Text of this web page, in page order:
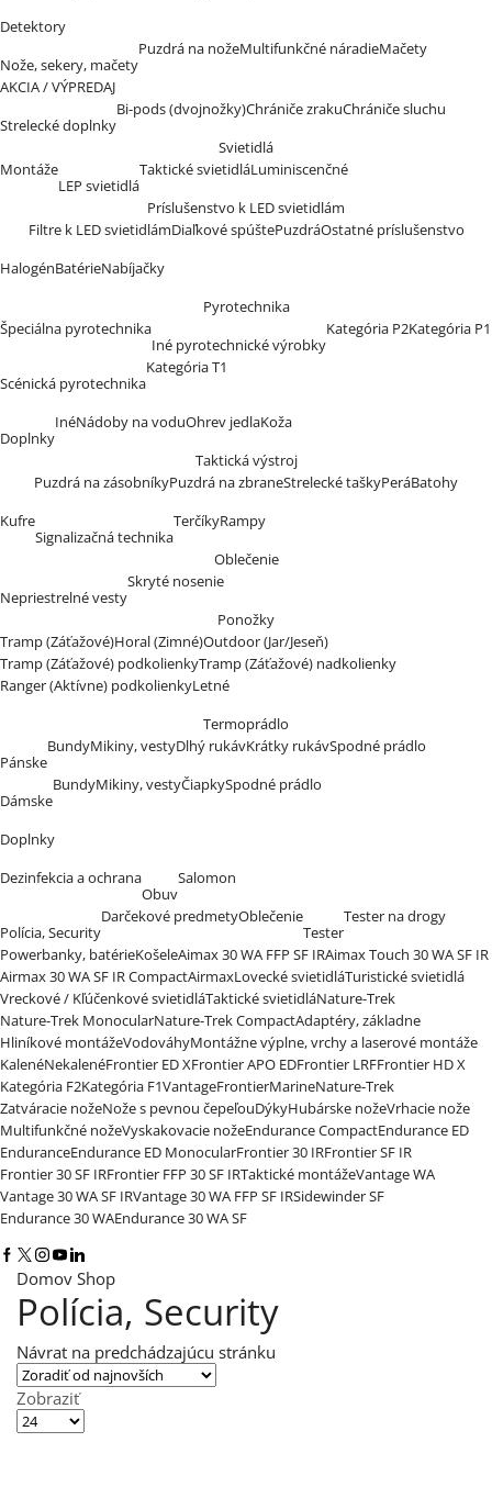
Detektory
Nože, sekery, mačety
Puzdrá na nožeMultifunkčné náradieMačety
AKCIA / VÝPREDAJ
Strelecké doplnky
Bi-pods (dvojnožky)Chrániče zrakuChrániče sluchu
Svietidlá
Montáže
LEP svietidlá
Taktické svietidláLuminiscenčné
Príslušenstvo k LED svietidlám
Filtre k LED svietidlámDiaľkové spúštePuzdráOstatné príslušenstvo
HalogénBatérieNabíjačky
Pyrotechnika
Špeciálna pyrotechnika
Iné pyrotechnické výrobky
Kategória P2Kategória P1
Scénická pyrotechnika
Kategória T1
Doplnky
InéNádoby na voduOhrev jedlaKoža
Taktická výstroj
Puzdrá na zásobníkyPuzdrá na zbraneStrelecké taškyPeráBatohy
Kufre
Signalizačná technika
TerčíkyRampy
Oblečenie
Nepriestrelné vesty
Skryté nosenie
Ponožky
Tramp (Záťažové)Horal (Zimné)Outdoor (Jar/Jeseň)
Tramp (Záťažové) podkolienkyTramp (Záťažové) nadkolienky
Ranger (Aktívne) podkolienkyLetné
Termoprádlo
Pánske
BundyMikiny, vestyDlhý rukávKrátky rukávSpodné prádlo
Dámske
BundyMikiny, vestyČiapkySpodné prádlo
Doplnky
Dezinfekcia a ochrana
Obuv
Salomon
Polícia, Security
Darčekové predmetyOblečenie
Tester
Tester na drogy
Powerbanky, batérieKošeleAimax 30 WA FFP SF IRAimax Touch 30 WA SF IR
Airmax 30 WA SF IR CompactAirmaxLovecké svietidláTuristické svietidlá
Vreckové / Kľúčenkové svietidláTaktické svietidláNature-Trek
Nature-Trek MonocularNature-Trek CompactAdaptéry, základne
Hliníkové montážeVodováhyMontážne výplne, vrchy a laserové montáže
KalenéNekalenéFrontier ED XFrontier APO EDFrontier LRFFrontier HD X
Kategória F2Kategória F1VantageFrontierMarineNature-Trek
Zatváracie nožeNože s pevnou čepeľouDýkyHubárske nožeVrhacie nože
Multifunkčné nožeVyskakovacie nožeEndurance CompactEndurance ED
EnduranceEndurance ED MonocularFrontier 30 IRFrontier SF IR
Frontier 30 SF IRFrontier FFP 30 SF IRTaktické montážeVantage WA
Vantage 30 WA SF IRVantage 30 WA FFP SF IRSidewinder SF
Endurance 30 WAEndurance 30 WA SF
Facebook
Twitter
Instagram
Youtube
Linkedin
Domov Shop
Polícia, Security
Návrat na predchádzajúcu stránku
Zobraziť
Výrobkov
na